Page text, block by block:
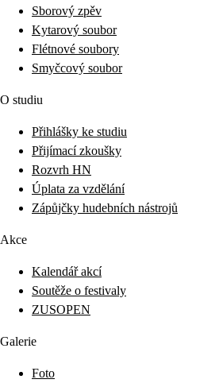
Sborový zpěv
Kytarový soubor
Flétnové soubory
Smyčcový soubor
O studiu
Přihlášky ke studiu
Přijímací zkoušky
Rozvrh HN
Úplata za vzdělání
Zápůjčky hudebních nástrojů
Akce
Kalendář akcí
Soutěže o festivaly
ZUSOPEN
Galerie
Foto